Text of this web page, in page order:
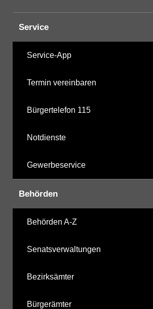
Service
Service-App
Termin vereinbaren
Bürgertelefon 115
Notdienste
Gewerbeservice
Behörden
Behörden A-Z
Senatsverwaltungen
Bezirksämter
Bürgerämter